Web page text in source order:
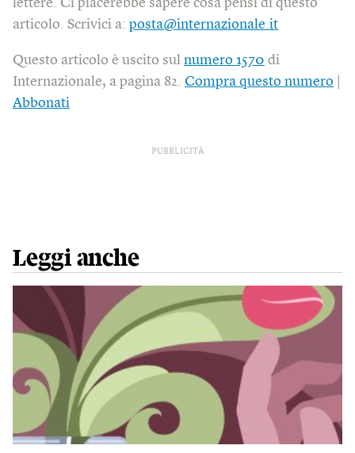
lettere. Ci piacerebbe sapere cosa pensi di questo
articolo. Scrivici a: posta@internazionale.it
Questo articolo è uscito sul numero 1570 di
Internazionale, a pagina 82. Compra questo numero
Abbonati
PUBBLICITÀ
Leggi anche